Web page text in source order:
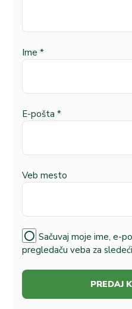
Ime *
E-pošta *
Veb mesto
Sačuvaj moje ime, e-
pregledaču veba za